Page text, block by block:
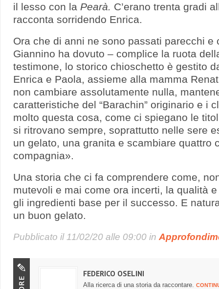
il lesso con la Pearà. C’erano trenta gradi
racconta sorridendo Enrica.
Ora che di anni ne sono passati parecchi e
Giannino ha dovuto – complice la ruota
testimone, lo storico chioschetto è gestito
Enrica e Paola, assieme alla mamma
non cambiare assolutamente nulla,
caratteristiche del “Barachin” originario e i
molto questa cosa, come ci spiegano le
si ritrovano sempre, soprattutto nelle sere
un gelato, una granita e scambiare quattro
compagnia».
Una storia che ci fa comprendere come,
mutevoli e mai come ora incerti, la qualità
gli ingredienti base per il successo. E
un buon gelato.
Pubblicato il 11/02/20 alle 09:00 in
FEDERICO OSELINI
Alla ricerca di una storia da raccontare.